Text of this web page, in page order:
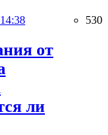
530
от
ли